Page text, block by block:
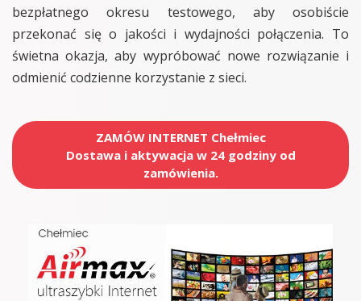
bezpłatnego okresu testowego, aby osobiście
przekonać się o jakości i wydajności połączenia. To
świetna okazja, aby wypróbować nowe rozwiązanie i
odmienić codzienne korzystanie z sieci.
ZAMÓW INTERNET Chełmiec
Dostawa i aktywacja w 24 godziny od
zamówienia.